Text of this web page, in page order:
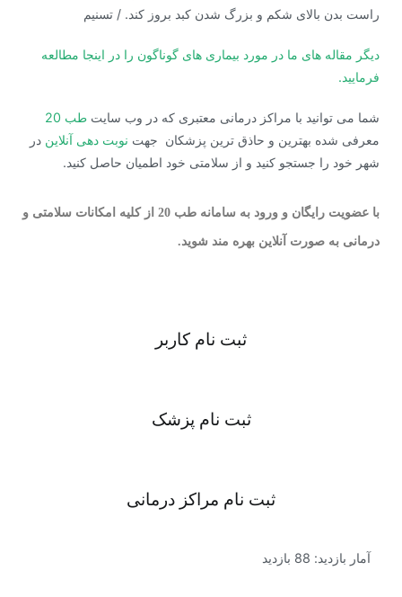
راست بدن بالای شکم و بزرگ شدن کبد بروز کند. / تسنیم
دیگر مقاله های ما در مورد بیماری های گوناگون را در اینجا مطالعه
فرمایید.
شما می توانید با مراکز درمانی معتبری که در وب سایت طب 20
معرفی شده بهترین و حاذق ترین پزشکان جهت نوبت دهی آنلاین در
شهر خود را جستجو کنید و از سلامتی خود اطمیان حاصل کنید.
با عضویت رایگان و ورود به سامانه طب 20 از کلیه امکانات سلامتی و
درمانی به صورت آنلاین بهره مند شوید.
ثبت نام کاربر
ثبت نام پزشک
ثبت نام مراکز درمانی
آمار بازدید: 88 بازدید